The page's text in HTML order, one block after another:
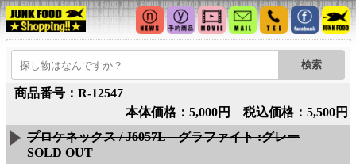
商品番号：R-12547
本体価格：5,000円 税込価格：5,500円
プロケネックス / J6057L グラファイト :グレー
SOLD OUT